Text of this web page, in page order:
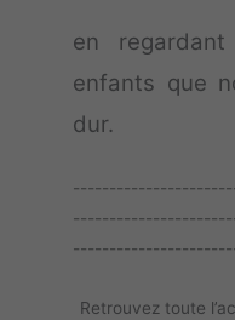
en
enfants que
dur.
Retrouvez toute